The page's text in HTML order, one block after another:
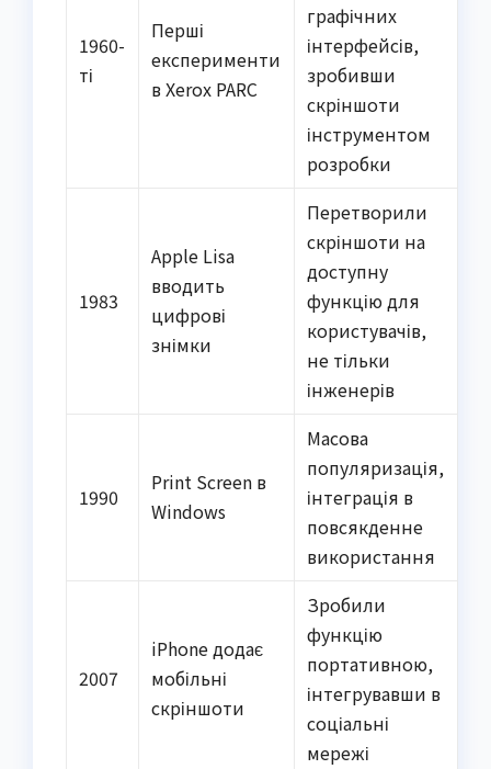
1960-
ті
Перші
експерименти
в Xerox PARC
графічних
інтерфейсів,
зробивши
скріншоти
інструментом
розробки
1983
Apple Lisa
вводить
цифрові
знімки
Перетворили
скріншоти на
доступну
функцію для
користувачів,
не тільки
інженерів
1990
Print Screen в
Windows
Масова
популяризація,
інтеграція в
повсякденне
використання
2007
iPhone додає
мобільні
скріншоти
Зробили
функцію
портативною,
інтегрувавши в
соціальні
мережі